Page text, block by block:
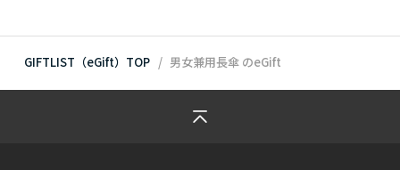
GIFTLIST（eGift）TOP 男女兼用長傘 のeGift